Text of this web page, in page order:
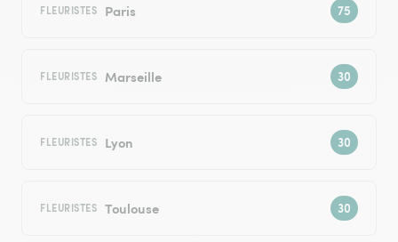
FLEURISTES Paris
FLEURISTES Marseille
FLEURISTES Lyon
FLEURISTES Toulouse